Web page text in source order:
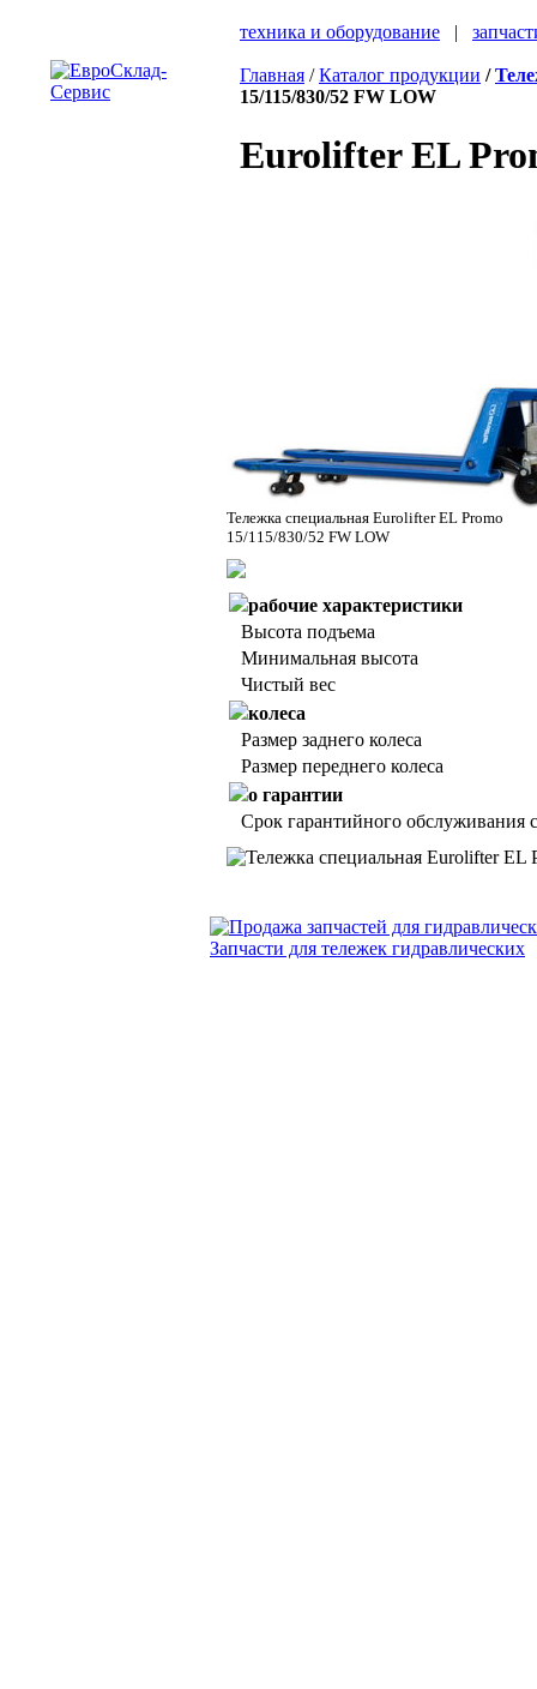
техника и оборудование |
Главная /Каталог продукции /
15/115/830/52 FW LOW
Eurolifter EL
Тележка специальная Eurolifter EL Promo
15/115/830/52 FW LOW
рабочие характеристики
Высота подъема
Минимальная высота
Чистый вес
колеса
Размер заднего колеса
Размер переднего колеса
о гарантии
Срок гарантийного обслуживания
Запчасти для тележек гидравлических